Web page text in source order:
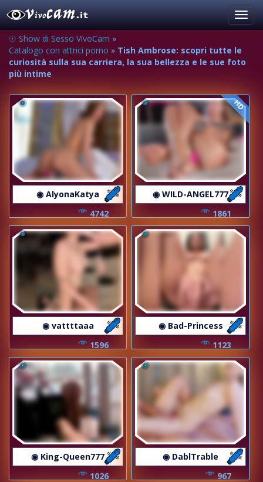
☉ Show di Sesso VivoCam »
Catalogo con attrici porno » Tish Ambrose: scopri tutte le
curiosità sulla sua carriera, la sua bellezza e le sue foto
più intime
◉ AlyonaKatya
4742
HD
◉ WILD-ANGEL777
1861
◉ vattttaaa
1596
◉ Bad-Princess
1123
◉ King-Queen777
1026
◉ DablTrable
967